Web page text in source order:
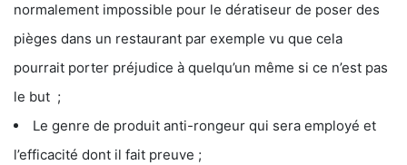
normalement impossible pour le dératiseur de poser des
pièges dans un restaurant par exemple vu que cela
pourrait porter préjudice à quelqu’un même si ce n’est pas
le but ;
Le genre de produit anti-rongeur qui sera employé et
l’efficacité dont il fait preuve ;